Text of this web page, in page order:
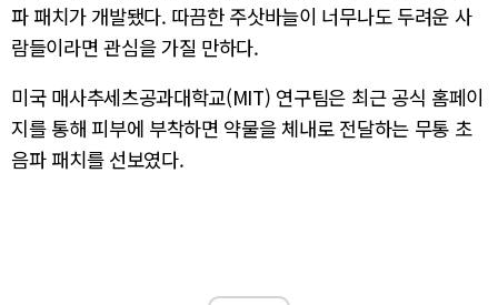
파 패치가 개발됐다. 따끔한 주삿바늘이 너무나도 두려운 사
람들이라면 관심을 가질 만하다.
미국 매사추세츠공과대학교(MIT) 연구팀은 최근 공식 홈페이
지를 통해 피부에 부착하면 약물을 체내로 전달하는 무통 초
음파 패치를 선보였다.